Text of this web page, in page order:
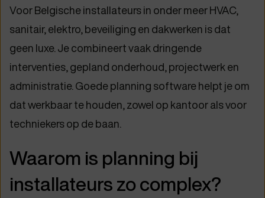
Voor Belgische installateurs in onder meer HVAC,
sanitair, elektro, beveiliging en dakwerken is dat
geen luxe. Je combineert vaak dringende
interventies, gepland onderhoud, projectwerk en
administratie. Goede planning software helpt je om
dat werkbaar te houden, zowel op kantoor als voor
techniekers op de baan.
Waarom is planning bij
installateurs zo complex?